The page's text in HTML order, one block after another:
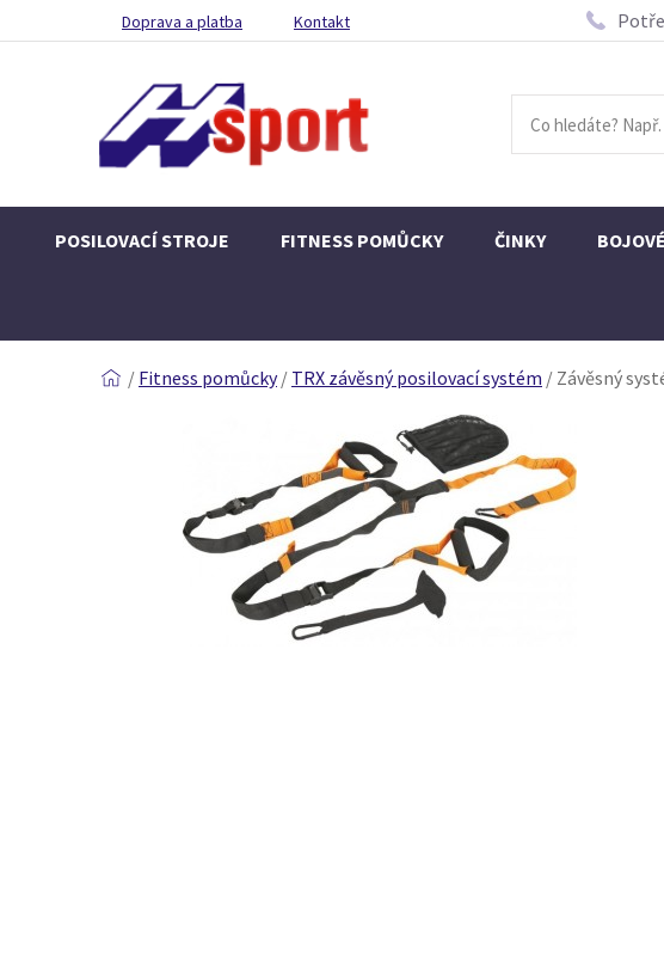
Doprava a platba Kontakt
POSILOVACÍ STROJE FITNESS POMŮCKY ČINKY
/ Fitness pomůcky / TRX závěsný posilovací systém / Závěsný